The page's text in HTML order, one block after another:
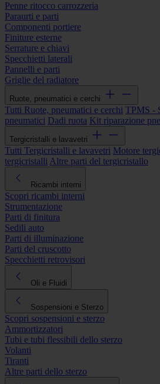
Penne ritocco carrozzeria
Paraurti e parti
Componenti portiere
Finiture esterne
Serrature e chiavi
Specchietti laterali
Pannelli e parti
Griglie del radiatore
Ruote, pneumatici e cerchi
Tutti Ruote, pneumatici e cerchi TPMS -
pneumatici Dadi ruota Kit riparazione
Tergicristalli e lavavetri
Tutti Tergicristalli e lavavetri Motore
tergicristalli Altre parti del tergicristallo
Ricambi interni
Scopri ricambi interni
Strumentazione
Parti di finitura
Sedili auto
Parti di illuminazione
Parti del cruscotto
Specchietti retrovisori
Oli e Fluidi
Sospensioni e Sterzo
Scopri sospensioni e sterzo
Ammortizzatori
Tubi e tubi flessibili dello sterzo
Volanti
Tiranti
Altre parti dello sterzo